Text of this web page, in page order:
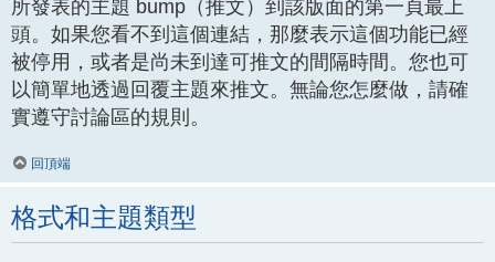
所發表的主題 bump（推文）到該版面的第一頁最上
頭。如果您看不到這個連結，那麼表示這個功能已經
被停用，或者是尚未到達可推文的間隔時間。您也可
以簡單地透過回覆主題來推文。無論您怎麼做，請確
實遵守討論區的規則。
回頂端
格式和主題類型